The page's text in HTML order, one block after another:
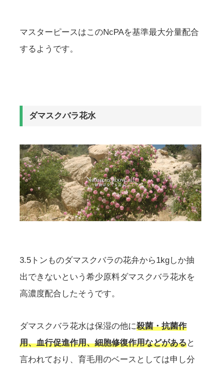
マスターピースはこのNcPAを基準最大分量配合
するようです。
ダマスクバラ花水
3.5トンものダマスクバラの花弁から1kgしか抽
出できないという希少原料ダマスクバラ花水を
高濃度配合したそうです。
ダマスクバラ花水は保湿の他に殺菌・抗菌作
用、血行促進作用、細胞修復作用などがあると
言われており、育毛用のベースとしては申し分